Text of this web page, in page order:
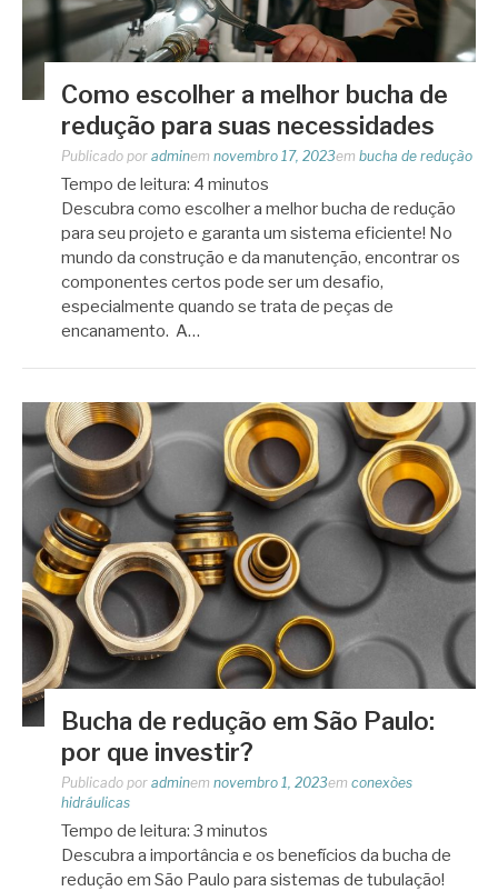
Como escolher a melhor bucha de
redução para suas necessidades
Publicado por adminem novembro 17, 2023em bucha de redução
Tempo de leitura: 4 minutos
Descubra como escolher a melhor bucha de redução
para seu projeto e garanta um sistema eficiente! No
mundo da construção e da manutenção, encontrar os
componentes certos pode ser um desafio,
especialmente quando se trata de peças de
encanamento. A…
Bucha de redução em São Paulo:
por que investir?
Publicado por adminem novembro 1, 2023em conexões
hidráulicas
Tempo de leitura: 3 minutos
Descubra a importância e os benefícios da bucha de
redução em São Paulo para sistemas de tubulação!